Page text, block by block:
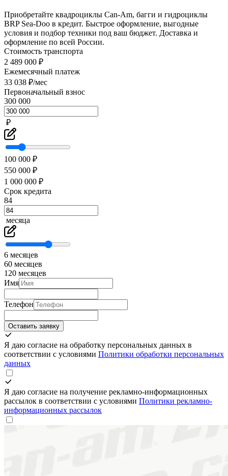
Приобретайте квадроциклы Can-Am, багги и гидроциклы
BRP Sea-Doo в кредит. Быстрое оформление, выгодные
условия и подбор техники под ваш бюджет. Доставка и
оформление по всей России.
Стоимость транспорта
2 489 000 ₽
Ежемесячный платеж
33 038 ₽/мес
Первоначальный взнос
300 000
₽
100 000 ₽
550 000 ₽
1 000 000 ₽
Срок кредита
84
месяца
6 месяцев
60 месяцев
120 месяцев
Имя
Телефон
Оставить заявку
Я даю согласие на обработку персональных данных в
соответствии с условиями Политики обработки персональных
данных
Я даю согласие на получение рекламно-информационных
рассылок в соответствии с условиями Политики рекламно-
информационных рассылок